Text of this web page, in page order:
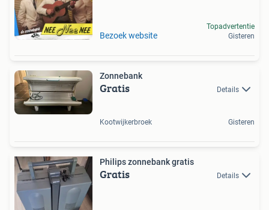
Bezoek website
Topadvertentie
Gisteren
Zonnebank
Gratis Details
Kootwijkerbroek Gisteren
Philips zonnebank gratis
Gratis Details